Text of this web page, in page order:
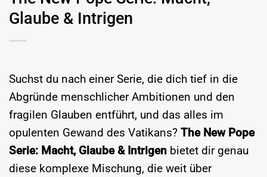
Glaube & Intrigen
Suchst du nach einer Serie, die dich tief in die
Abgründe menschlicher Ambitionen und den
fragilen Glauben entführt, und das alles im
opulenten Gewand des Vatikans? The New Pope
Serie: Macht, Glaube & Intrigen bietet dir genau
diese komplexe Mischung, die weit über